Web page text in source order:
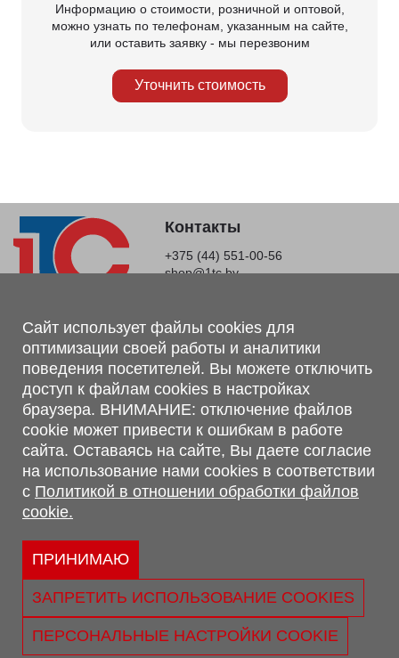
Информацию о стоимости, розничной и оптовой,
можно узнать по телефонам, указанным на сайте,
или оставить заявку - мы перезвоним
Уточнить стоимость
Контакты
+375 (44) 551-00-56
shop@1tc.by
Магазин, склад
г. Минск, Минский р-н, п. Привольный, ул. Мира, 20А,
223062
г. Брест, ул. Лейтенанта Рябцева, 108 В, 224701
Обращаем Ваше внимание, что вся предоставленная на сайте
информация, касающаяся комплектаций, технических
характеристик, цветовых сочетаний, а также стоимости и
сервисного обслуживания носит информационный характер и
не является публичной офертой, определяемой п.2 ст.407
Гражданского кодекса Республики Беларусь.
Политика обработки персональных данных
Политикой в отношении обработки файлов cookie.
Свидетельство о регистрации №290667530 выдано 02.02.2009
г. Администрацией Ленинского р-на г. Бреста
Сайт использует файлы cookies для
оптимизации своей работы и аналитики
поведения посетителей. Вы можете отключить
доступ к файлам cookies в настройках
браузера. ВНИМАНИЕ: отключение файлов
cookie может привести к ошибкам в работе
сайта. Оставаясь на сайте, Вы даете согласие
на использование нами cookies в соответствии
с Политикой в отношении обработки файлов
cookie.
ПРИНИМАЮ
ЗАПРЕТИТЬ ИСПОЛЬЗОВАНИЕ COOKIES
ПЕРСОНАЛЬНЫЕ НАСТРОЙКИ COOKIE